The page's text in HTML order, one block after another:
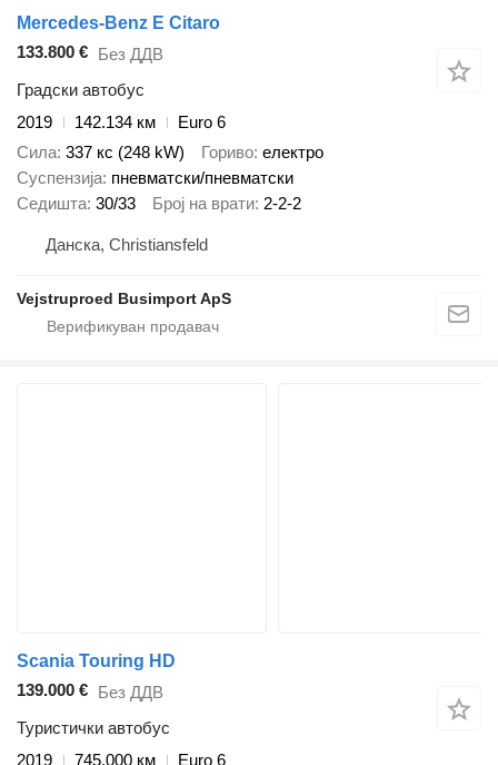
Mercedes-Benz E Citaro
133.800 € Без ДДВ
Градски автобус
2019
142.134 км
Euro 6
Сила 337 кс (248 kW) Гориво електро
Суспензија пневматски/пневматски
Седишта 30/33 Број на врати 2-2-2
Данска, Christiansfeld
Vejstruproed Busimport ApS
Scania Touring HD
139.000 € Без ДДВ
Туристички автобус
2019
745.000 км Euro 6